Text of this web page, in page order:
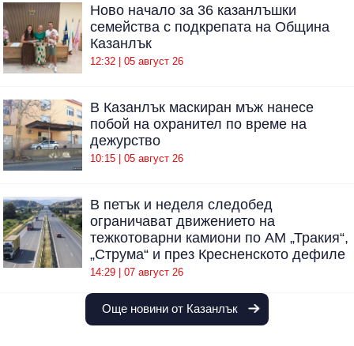
Ново начало за 36 казанлъшки
семейства с подкрепата на Община
Казанлък
12:32 | 05 август 26
В Казанлък маскиран мъж нанесе
побой на охранител по време на
дежурство
10:15 | 05 август 26
В петък и неделя следобед
ограничават движението на
тежкотоварни камиони по АМ „Тракия“,
„Струма“ и през Кресненското дефиле
14:29 | 07 август 26
Още новини от Казанлък